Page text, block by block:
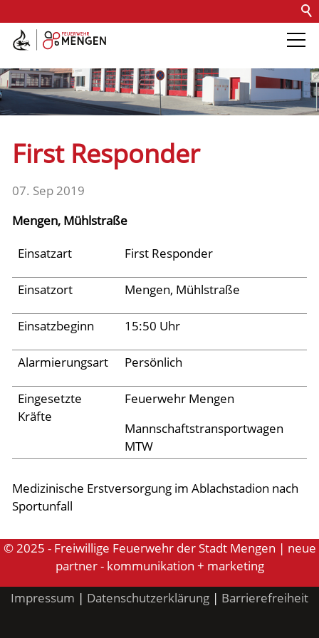
Kontakt Impressum
Barrierefreiheit
Die Feuerwehr
Fachdienste
Fahrzeuge
Einsätze
Aktuelles
Links
First Responder
07. Sep 2019
Mengen, Mühlstraße
Einsatzart
First Responder
Einsatzort Mengen, Mühlstraße
Einsatzbeginn 15:50 Uhr
Alarmierungsart Persönlich
Eingesetzte
Kräfte
Feuerwehr Mengen
Mannschaftstransportwagen
MTW
Medizinische Erstversorgung im Ablachstadion nach
Sportunfall
© 2025 - Freiwillige Feuerwehr der Stadt Mengen | neue
partner - kommunikation + marketing
Impressum | Datenschutzerklärung | Barrierefreiheit